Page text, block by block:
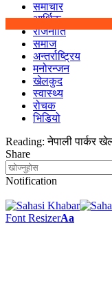
समाचार
आर्थिक
राजनीति
समाज
अन्तर्राष्ट्रिय
मनोरन्जन
खेलकुद
स्वास्थ्य
रोचक
भिडियो
Reading: नेपाली पार्कर
Share
Notification
Font ResizerAa